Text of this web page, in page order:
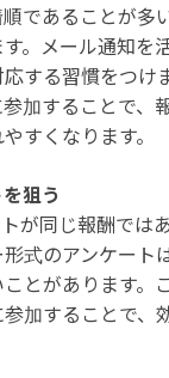
であることが多
。メール通知を
する習慣をつけ
加することで、
すくなります。
狙う
が同じ報酬では
形式のアンケート
とがあります。
加することで、